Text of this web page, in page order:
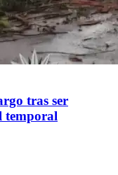
tras ser
temporal